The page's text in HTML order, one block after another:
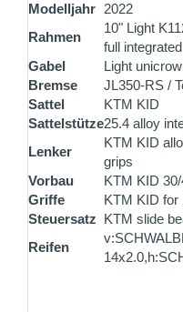
Modelljahr 2022
Rahmen
10" Light
full integrated
Gabel
Light
Bremse
JL350-RS /
Sattel
KTM KID
Sattelstütze25.4 alloy
Lenker
KTM KID
grips
Vorbau
KTM KID
Griffe
KTM KID for
Steuersatz KTM slide
Reifen